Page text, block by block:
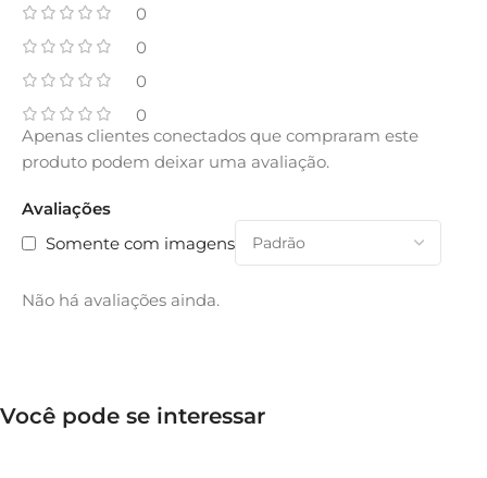
0
0
0
0
Avaliações
Somente com imagens
Não há avaliações ainda.
Apenas clientes conectados que compraram este
produto podem deixar uma avaliação.
Você pode se interessar